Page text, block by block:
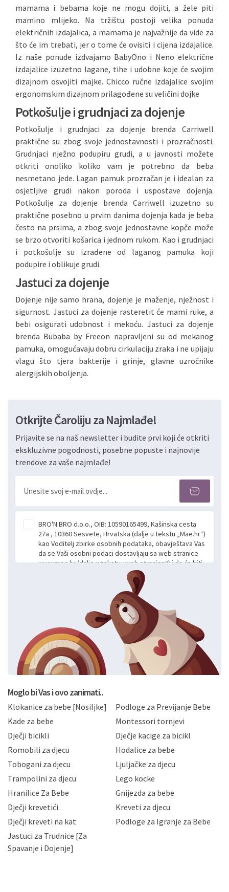
mamama i bebama koje ne mogu dojiti, a žele piti
mamino mlijeko. Na tržištu postoji velika ponuda
električnih izdajalica, a mamama je najvažnije da vide za
što će im trebati, jer o tome će ovisiti i cijena izdajalice.
Iz naše ponude izdvajamo BabyOno i Neno električne
izdajalice izuzetno lagane, tihe i udobne koje će svojim
dizajnom osvojiti majke. Chicco ručne izdajalice svojim
ergonomskim dizajnom prilagođene su veličini dojke
Potkošulje i grudnjaci za dojenje
Potkošulje i grudnjaci za dojenje brenda Carriwell
praktične su zbog svoje jednostavnosti i prozračnosti.
Grudnjaci nježno podupiru grudi, a u javnosti možete
otkriti onoliko koliko vam je potrebno da beba
nesmetano jede. Lagan pamuk prozračan je i idealan za
osjetljive grudi nakon poroda i uspostave dojenja.
Potkošulje za dojenje brenda Carriwell izuzetno su
praktične posebno u prvim danima dojenja kada je beba
često na prsima, a zbog svoje jednostavne kopče može
se brzo otvoriti košarica i jednom rukom. Kao i grudnjaci
i potkošulje su izrađene od laganog pamuka koji
podupire i oblikuje grudi.
Jastuci za dojenje
Dojenje nije samo hrana, dojenje je maženje, nježnost i
sigurnost. Jastuci za dojenje rasteretit će mami ruke, a
bebi osigurati udobnost i mekoću. Jastuci za dojenje
brenda Bubaba by Freeon napravljeni su od mekanog
pamuka, omogućavaju dobru cirkulaciju zraka i ne upijaju
vlagu što tjera bakterije i grinje, glavne uzročnike
alergijskih oboljenja.
Otkrijte Čaroliju za Najmlađe!
Prijavite se na naš newsletter i budite prvi koji će otkriti
ekskluzivne pogodnosti, posebne popuste i najnovije
trendove za vaše najmlađe!
BRO'N BRO d.o.o., OIB: 10590165499, Kašinska cesta
27a , 10360 Sesvete, Hrvatska (dalje u tekstu „Mae.hr“)
kao Voditelj zbirke osobnih podataka, obavještava Vas
da se Vaši osobni podaci dostavljaju sa web stranice
www.mae.hr (dalje u tekstu „web stranice“) i da će biti
obrađeni. Prihvaćanjem ove Izjave smatra se da
slobodno i izričito dajete privolu za prikupljanje i daljnju
obradu Vaših osobnih podataka koje ustupate Mae.hr
putem ovih web stranica u svrhu odgovora i daljnje
komunikacije na Vaš upit poslan kroz kontakt obrazac.
Radi se o dobrovoljnom davanju podataka te ovu
Izjavu niste dužni prihvatiti odnosno niste dužni unositi
svoje osobne podatke u jednu od prijavnih
formi/obrazaca dostupnih na ovim web stranicama.
BRO'N BRO d.o.o. će s Vašim osobnim podacima
postupati sukladno Općoj uredbi o zaštiti podataka
privatnosti i kolačića koju možete pročitati ovdje i
Hrvatske, a uvijek uz primjenu odgovarajućih tehničkih i
sigurnosnih mjera zaštite osobnih podataka od
neovlaštenog pristupa, zlouporabe, otkrivanja,
gubitka ili uništenja. Mae.hr štiti privatnost svojih
korisnika i posjetitelja web stranica, čuva povjerljivost
Vaših osobnih podataka te omogućava pristup i
priopćavanje osobnih podataka samo onim svojim
zaposlenicima kojima su isti potrebni radi provedbe
slučajevima koji su dozvoljeni zakonima. Napominjemo
da možete u svako doba, u potpunosti ili djelomice,
zatražiti prestanak aktivnosti obrade Vaših osobnih
podataka. Opoziv privole možete podnijeti poštom na
gore navedenu adresu ili e-mailom na adresu:
Moglo bi Vas i ovo zanimati..
Klokanice za bebe [Nosiljke]
Podloge za Previjanje Bebe
Kade za bebe
Montessori tornjevi
Dječji bicikli
Dječje kacige za bicikl
Romobili za djecu
Hodalice za bebe
Tobogani za djecu
Ljuljačke za djecu
Trampolini za djecu
Lego kocke
Hranilice Za Bebe
Gnijezda za bebe
Dječji krevetići
Kreveti za djecu
Dječji kreveti na kat
Podloge za Igranje za Bebe
Jastuci za Trudnice [Za
Spavanje i Dojenje]